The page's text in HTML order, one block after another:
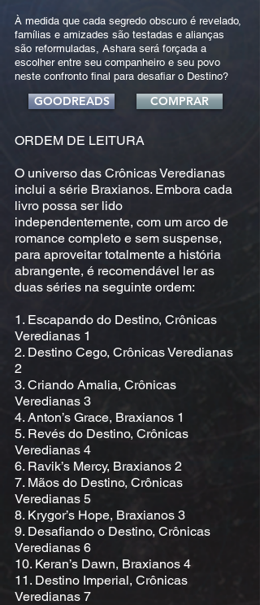
À medida que cada segredo obscuro é revelado,
famílias e amizades são testadas e alianças
são reformuladas, Ashara será forçada a
escolher entre seu companheiro e seu povo
neste confronto final para desafiar o Destino?
GOODREADS COMPRAR
ORDEM DE LEITURA
O universo das Crônicas Veredianas
inclui a série Braxianos. Embora cada
livro possa ser lido
independentemente, com um arco de
romance completo e sem suspense,
para aproveitar totalmente a história
abrangente, é recomendável ler as
duas séries na seguinte ordem:
1. Escapando do Destino, Crônicas
Veredianas 1
2. Destino Cego, Crônicas Veredianas
2
3. Criando Amalia, Crônicas
Veredianas 3
4. Anton’s Grace, Braxianos 1
5. Revés do Destino, Crônicas
Veredianas 4
6. Ravik’s Mercy, Braxianos 2
7. Mãos do Destino, Crônicas
Veredianas 5
8. Krygor’s Hope, Braxianos 3
9. Desafiando o Destino, Crônicas
Veredianas 6
10. Keran’s Dawn, Braxianos 4
11. Destino Imperial, Crônicas
Veredianas 7